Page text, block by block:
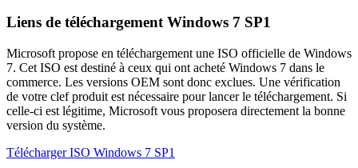
Liens de téléchargement Windows 7 SP1
Microsoft propose en téléchargement une ISO officielle de Windows
7. Cet ISO est destiné à ceux qui ont acheté Windows 7 dans le
commerce. Les versions OEM sont donc exclues. Une vérification
de votre clef produit est nécessaire pour lancer le téléchargement. Si
celle-ci est légitime, Microsoft vous proposera directement la bonne
version du système.
Télécharger ISO Windows 7 SP1